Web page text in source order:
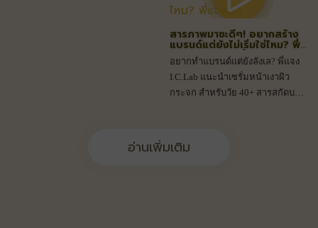
สารภาพมาซะดีๆ! อยากสร้าง
แบรนด์แต่ยังไม่เริ่มใช่ไหม? พี่
แจงจัด "สูตรเซรั่มหน้าเงา ผิว
ฉ่ำวาว" มาให้แล้วค่ะ!
อยากทำแบรนด์แต่ยังลังเล? พี่แจง
I.C.Lab แนะนำเซรั่มหน้าเงาผิว
กระจก สำหรับวัย 40+ สารสกัดบาคุ
อ่านเพิ่มเติม